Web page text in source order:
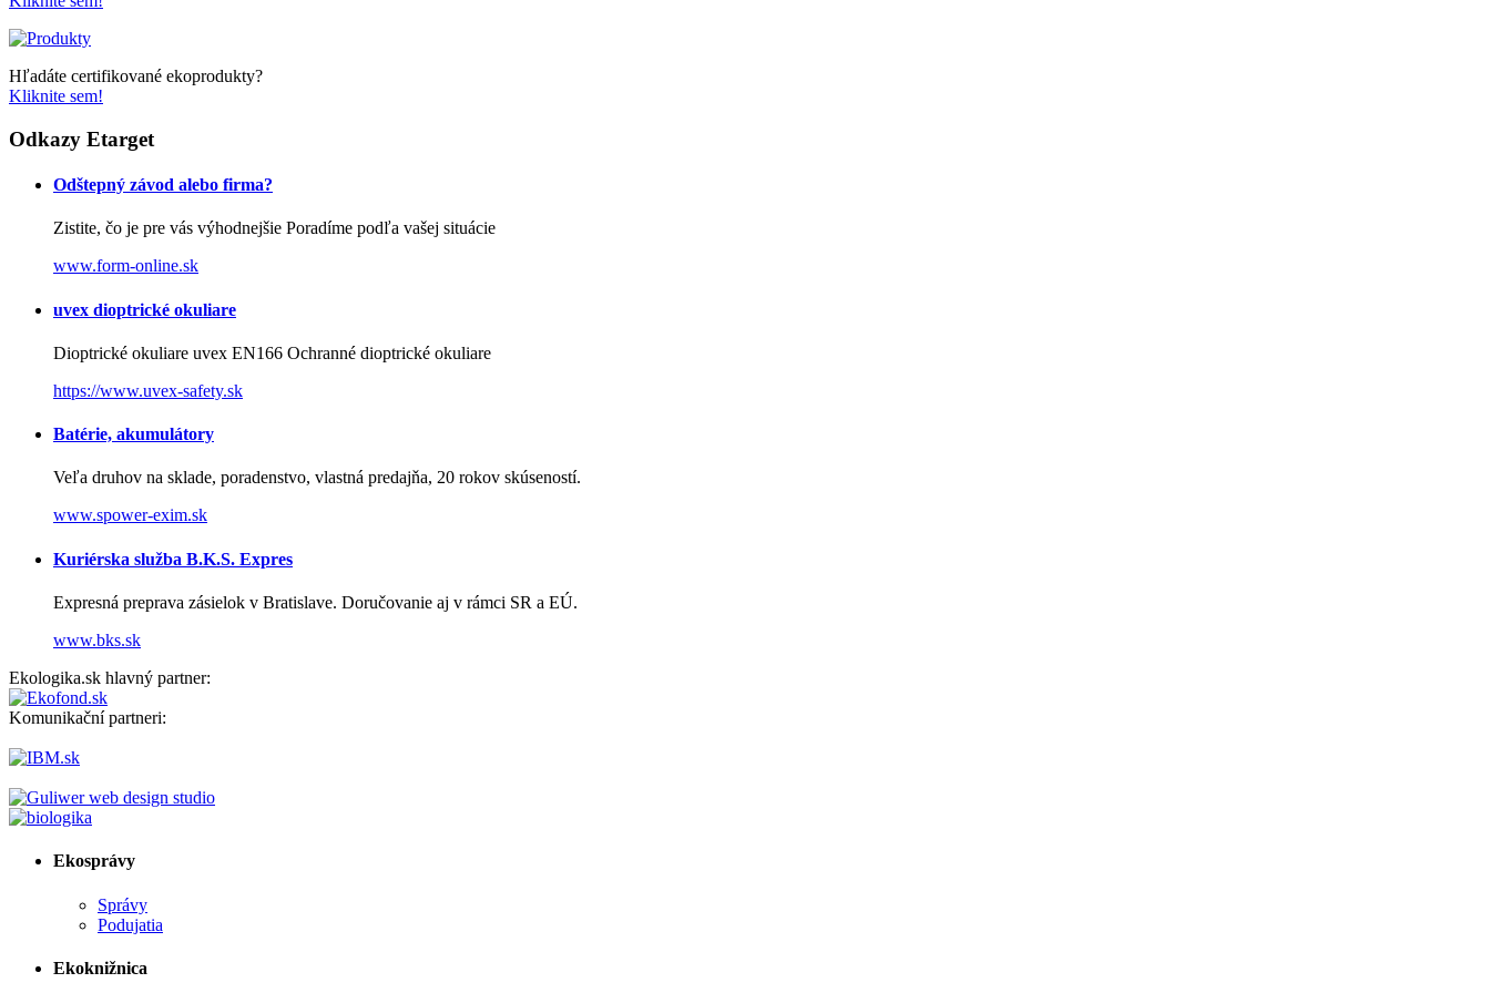
Hľadáte certifikované ekoprodukty?
Kliknite sem!
Odkazy Etarget
Odštepný závod alebo firma?
Zistite, čo je pre vás výhodnejšie Poradíme podľa vašej situácie
www.form-online.sk
uvex dioptrické okuliare
Dioptrické okuliare uvex EN166 Ochranné dioptrické okuliare
https://www.uvex-safety.sk
Batérie, akumulátory
Veľa druhov na sklade, poradenstvo, vlastná predajňa, 20 rokov skúseností.
www.spower-exim.sk
Kuriérska služba B.K.S. Expres
Expresná preprava zásielok v Bratislave. Doručovanie aj v rámci SR a EÚ.
www.bks.sk
Ekologika.sk hlavný partner:
Komunikační partneri:
Ekosprávy
Správy
Podujatia
Ekoknižnica